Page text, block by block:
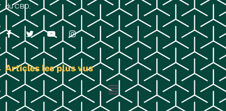
du CBD.
Articles les plus vus